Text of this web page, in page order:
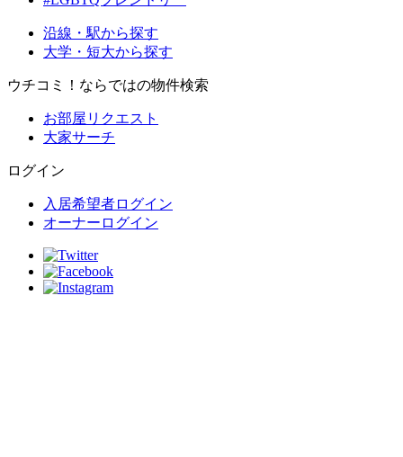
沿線・駅から探す
大学・短大から探す
ウチコミ！ならではの物件検索
お部屋リクエスト
大家サーチ
ログイン
入居希望者ログイン
オーナーログイン